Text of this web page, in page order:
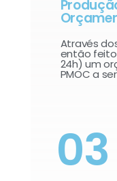
Através
então
24h) um
PMOC a
03